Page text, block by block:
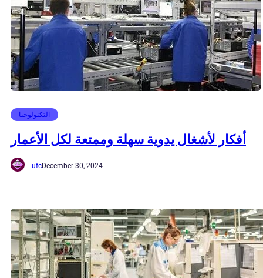
التكنولوجيا
أفكار لأشغال يدوية سهلة وممتعة لكل الأعمار
ufcDecember 30, 2024